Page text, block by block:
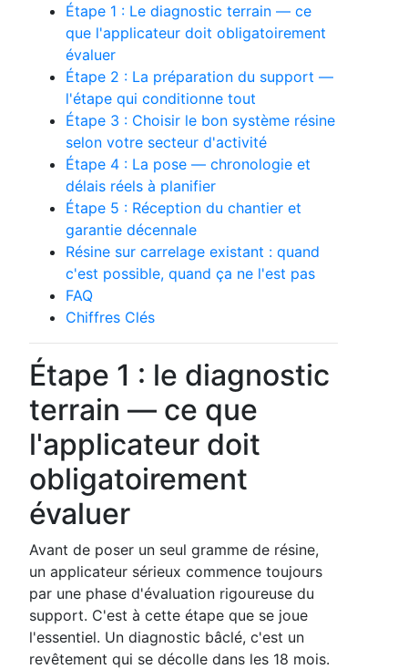
Étape 1 : Le diagnostic terrain — ce
que l'applicateur doit obligatoirement
évaluer
Étape 2 : La préparation du support —
l'étape qui conditionne tout
Étape 3 : Choisir le bon système résine
selon votre secteur d'activité
Étape 4 : La pose — chronologie et
délais réels à planifier
Étape 5 : Réception du chantier et
garantie décennale
Résine sur carrelage existant : quand
c'est possible, quand ça ne l'est pas
FAQ
Chiffres Clés
Étape 1 : le diagnostic
terrain — ce que
l'applicateur doit
obligatoirement
évaluer
Avant de poser un seul gramme de résine,
un applicateur sérieux commence toujours
par une phase d'évaluation rigoureuse du
support. C'est à cette étape que se joue
l'essentiel. Un diagnostic bâclé, c'est un
revêtement qui se décolle dans les 18 mois.